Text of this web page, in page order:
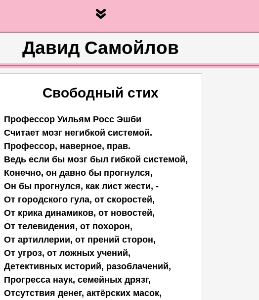
Давид Самойлов
Свободный стих
Профессор Уильям Росс Эшби
Считает мозг негибкой системой.
Профессор, наверное, прав.
Ведь если бы мозг был гибкой системой,
Конечно, он давно бы прогнулся,
Он бы прогнулся, как лист жести, -
От городского гула, от скоростей,
От крика динамиков, от новостей,
От телевидения, от похорон,
От артиллерии, от прений сторон,
От угроз, от ложных учений,
Детективных историй, разоблачений,
Прогресса наук, семейных дрязг,
Отсутствия денег, актёрских масок,